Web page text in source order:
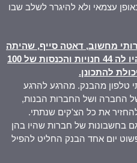
עצמאי ולא להיגרר לשלב שבו
מחשוב, דאטה סייף, שהיתה
בבעלותך, העסיקה 400 עובדים, היו לה 44 חנויות והכנסות של 100
להתכונן.
קיבלתי טלפון מהבנק. מהרגע להרגע
החברה ושל החברות הבנות,
את כל הצ'קים שנתתי.
בחשבונות של חברות שהיו בהן
יום אחד הבנק החליט להפיל